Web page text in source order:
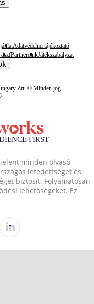
Adatvédelmi tájékoztató
PartnereinkJátékszabályzat
Zrt. © Minden jog
minden olvasó
lefedettséget és
biztosít. Folyamatosan
lehetőségeket. Ez